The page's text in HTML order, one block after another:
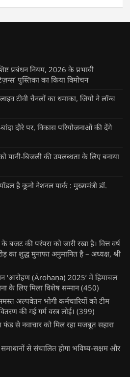
प्रबंधन नियम, 2026 के प्रभावी
पुस्तिका का किया विमोचन
टीवी चैनलों का धमाका, जियो ने लॉन्च
दौरे पर, विकास परियोजनाओं की देंगे
पानी-बिजली की उपलब्धता के लिए बनाया
है कूनो नेशनल पार्क : मुख्यमंत्री डॉ.
बजट की परंपरा को जारी रखा है। वित्त वर्ष
शुद्ध मुनाफा अनुमानित है – अध्यक्ष, श्री
‘आरोहण (Ārohaṇa) 2025’ में हिमाचल
के लिए मिला विशेष सम्मान (450)
अल्पवेतन भोगी कर्मचारियों को टीम
की गई गर्म वस्त्र लोई। (399)
से नवाचार को मिल रहा मजबूत सहारा
समाधानों से संचालित होगा भविष्य-सक्षम और